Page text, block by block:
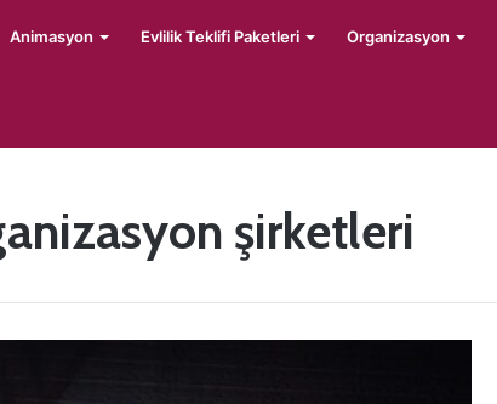
Animasyon Evlilik Teklifi Paketleri Organizasyon
şirketleri